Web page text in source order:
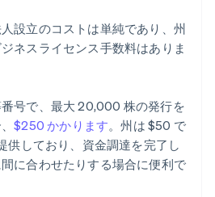
設立のコストは単純であり、州
ネスライセンス手数料はありま
号で、最大 20,000 株の発行を
$250 かかります。州は $50 で
供しており、資金調達を完了し
に合わせたりする場合に便利で